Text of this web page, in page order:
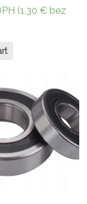
(1,30€ bez